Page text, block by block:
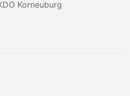
Korneuburg